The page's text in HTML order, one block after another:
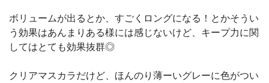
ボリュームが出るとか、すごくロングになる！とかそうい
う効果はあんまりある様には感じないけど、キープ力に関
してはとても効果抜群◎
クリアマスカラだけど、ほんのり薄ーいグレーに色がつい